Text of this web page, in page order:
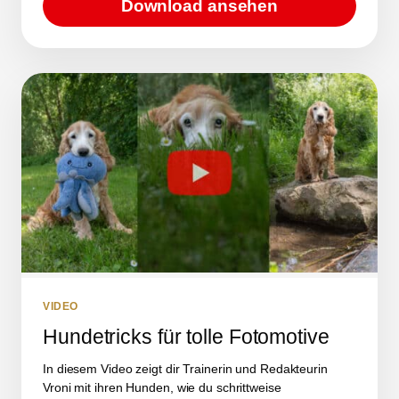
Download ansehen
VIDEO
Hundetricks für tolle Fotomotive
In diesem Video zeigt dir Trainerin und Redakteurin
Vroni mit ihren Hunden, wie du schrittweise